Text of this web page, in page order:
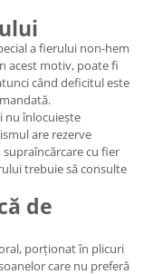
a fierului non-hem
acest motiv, poate fi
când deficitul este
nu înlocuiește
are rezerve
cu fier
trebuie să consulte
de
porționat în plicuri
care nu preferă